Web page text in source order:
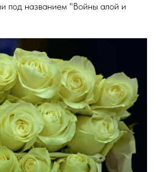
под названием "Войны алой и